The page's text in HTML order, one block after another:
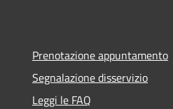
Prenotazione appuntamento
Segnalazione disservizio
Leggi le FAQ